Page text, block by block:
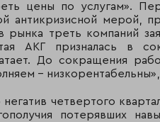
цены по услугам».
антикризисной мерой,
рынка треть компаний
АКГ призналась в
До сокращения
–
четвертого
потерявших